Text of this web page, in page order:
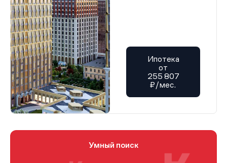
Ипотека
от
255 807
₽/мес.
Умный поиск